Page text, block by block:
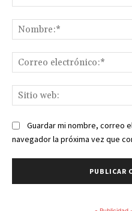
Guardar mi nombre, correo
navegador la próxima vez que